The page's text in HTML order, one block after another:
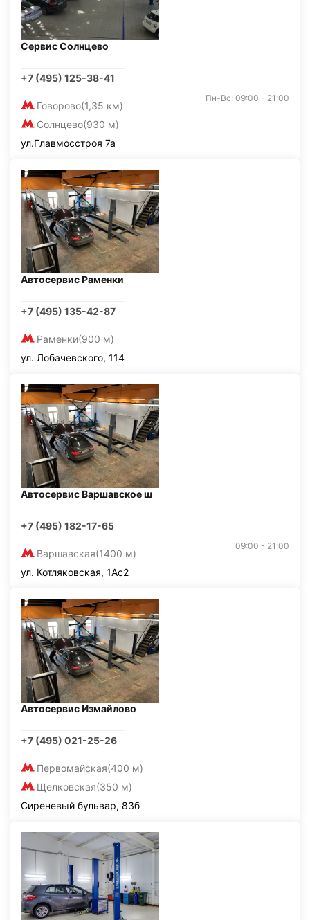
Сервис Солнцево
+7 (495) 125-38-41
Говорово(1,35 км)
Солнцево(930 м)
Пн-Вс: 09:00 - 21:00
ул.Главмосстроя 7а
Автосервис Раменки
+7 (495) 135-42-87
Раменки(900 м)
ул. Лобачевского, 114
Автосервис Варшавское ш
+7 (495) 182-17-65
Варшавская(1400 м)
09:00 - 21:00
ул. Котляковская, 1Ас2
Автосервис Измайлово
+7 (495) 021-25-26
Первомайская(400 м)
Щелковская(350 м)
Сиреневый бульвар, 83б